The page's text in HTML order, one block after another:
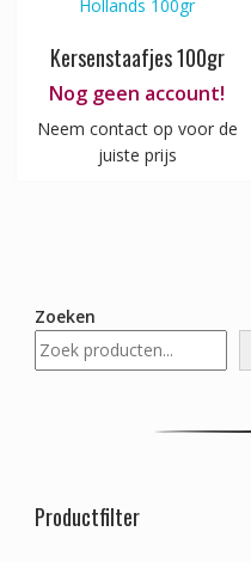
Kersenstaafjes 100gr
Nog geen account!
Neem contact op voor de
juiste prijs
Zoeken
Productfilter